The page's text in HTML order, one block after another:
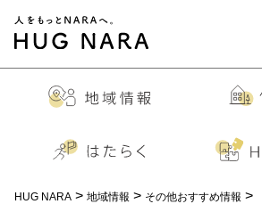
HUG NARA > 地域情報 > その他おすすめ情報 >